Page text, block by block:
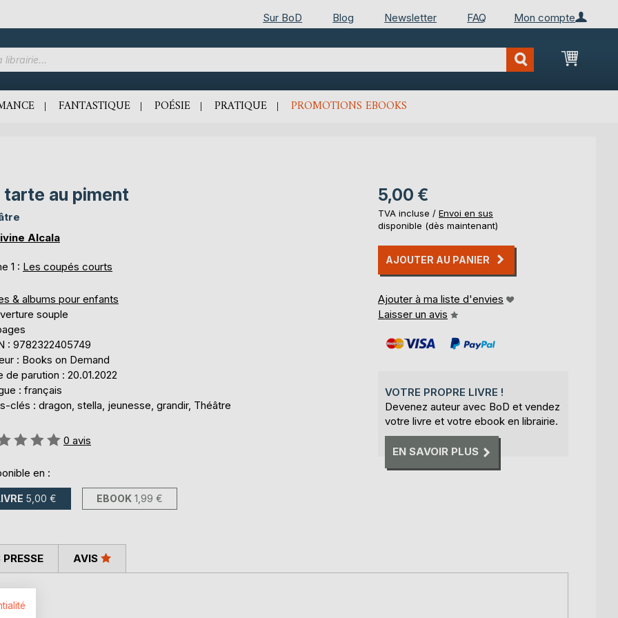
Mon compte
Sur BoD Blog Newsletter FAQ
Mon
FANTASTIQUE POÉSIE PRATIQUE PROMOTIONS EBOOKS
tarte au piment
Alcala
1 : Les coupés courts
& albums pour enfants
souple
: 9782322405749
: Books on Demand
de parution : 20.01.2022
: français
clés : dragon, stella, jeunesse, grandir, Théâtre
0 avis
en :
5,00 € EBOOK 1,99 €
5,00 €
TVA incluse / Envoi en sus
disponible (dès maintenant)
AJOUTER AU PANIER
Ajouter à ma liste d'envies
Laisser un avis
VOTRE PROPRE LIVRE !
Devenez auteur avec BoD et vendez
votre livre et votre ebook en librairie.
EN SAVOIR PLUS
AVIS